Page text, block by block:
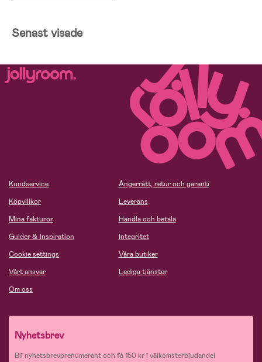
Senast visade
Kundservice
Köpvillkor
Mina fakturor
Guider & Inspiration
Cookie settings
Vårt ansvar
Om oss
Ångerrätt, retur och garanti
Leverans
Handla och betala
Integritet
Våra butiker
Lediga tjänster
Nyhetsbrev
Bli nyhetsbrevprenumerant och få 150 kr i välkomsterbjudande!